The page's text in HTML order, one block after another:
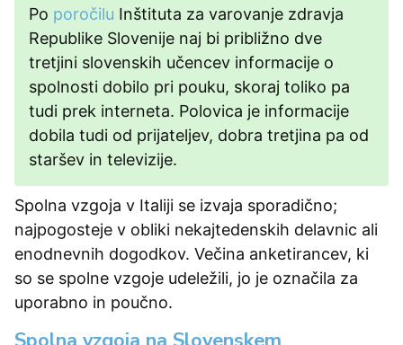
Po poročilu Inštituta za varovanje zdravja
Republike Slovenije naj bi približno dve
tretjini slovenskih učencev informacije o
spolnosti dobilo pri pouku, skoraj toliko pa
tudi prek interneta. Polovica je informacije
dobila tudi od prijateljev, dobra tretjina pa od
staršev in televizije.
Spolna vzgoja v Italiji se izvaja sporadično;
najpogosteje v obliki nekajtedenskih delavnic ali
enodnevnih dogodkov. Večina anketirancev, ki
so se spolne vzgoje udeležili, jo je označila za
uporabno in poučno.